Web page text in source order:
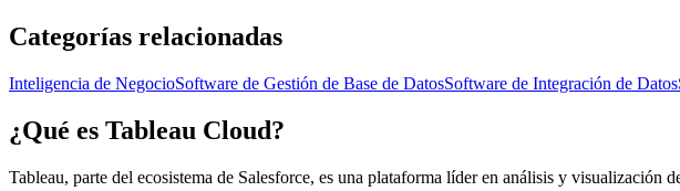
Categorías relacionadas
Inteligencia de NegocioSoftware de Gestión de Base de DatosSoftware de Integración de Datos
¿Qué es Tableau Cloud?
Tableau, parte del ecosistema de Salesforce, es una plataforma líder en análisis y visualización